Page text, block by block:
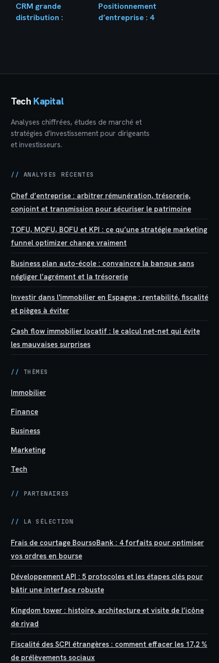
CRM grande
distribution :
Positionnement
d’entreprise : 4
Tech Kapital
Analyses chiffrées, études de marché et
stratégies d'investissement pour dirigeants
et investisseurs.
// ANALYSES RÉCENTES
Chef d’entreprise : arbitrer rémunération, trésorerie,
conjoint et transmission pour sécuriser le patrimoine
TOFU, MOFU, BOFU et KPI : ce qu’une stratégie marketing
funnel optimizer change vraiment
Business plan auto-école : convaincre la banque sans
négliger l’agrément et la trésorerie
Investir dans l'immobilier en Espagne : rentabilité, fiscalité
et pièges à éviter
Cash flow immobilier locatif : le calcul net-net qui évite
les mauvaises surprises
// THÈMES
Immobilier
Finance
Business
Marketing
Tech
// PARTENAIRES
// LA SÉLECTION
Frais de courtage BoursoBank : 4 forfaits pour optimiser
vos ordres en bourse
Développement API : 5 protocoles et les étapes clés pour
bâtir une interface robuste
Kingdom tower : histoire, architecture et visite de l’icône
de riyad
Fiscalité des SCPI étrangères : comment effacer les 17,2 %
de prélèvements sociaux